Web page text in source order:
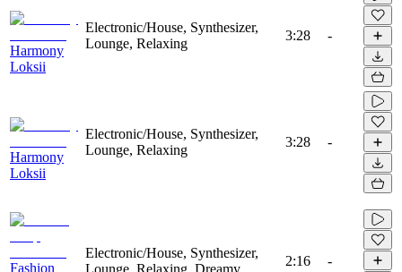
Harmony
Loksii
Electronic/House, Synthesizer,
Lounge, Relaxing
3:28 -
Harmony
Loksii
Electronic/House, Synthesizer,
Lounge, Relaxing
3:28 -
Fashion
Electronic/House, Synthesizer,
Lounge, Relaxing, Dreamy
2:16 -